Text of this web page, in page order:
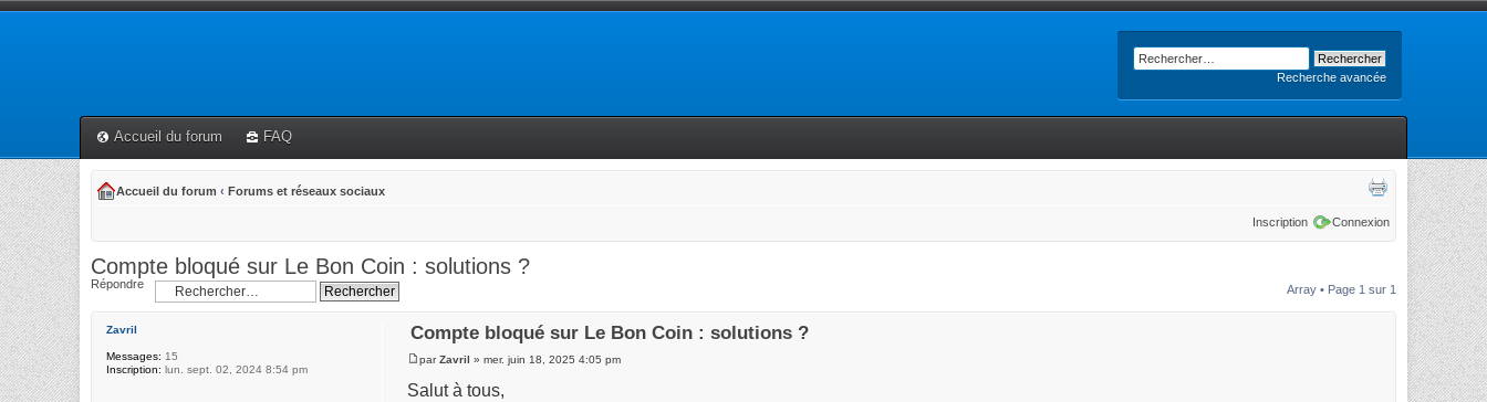
Recherche avancée
Accueil du forum FAQ
Accueil du forum ‹ Forums et réseaux sociaux
Inscription Connexion
Compte bloqué sur Le Bon Coin : solutions ?
Répondre Array • Page 1 sur 1
Compte bloqué sur Le Bon Coin : solutions ?
parZavril » mer. juin 18, 2025 4:05 pm
Salut à tous,
Zavril
Messages: 15
Inscription: lun. sept. 02, 2024 8:54 pm